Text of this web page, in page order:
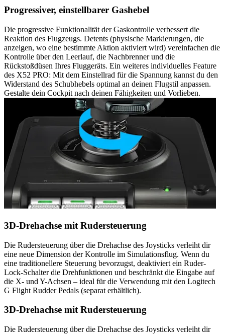
Progressiver, einstellbarer Gashebel
Die progressive Funktionalität der Gaskontrolle verbessert die
Reaktion des Flugzeugs. Detents (physische Markierungen, die
anzeigen, wo eine bestimmte Aktion aktiviert wird) vereinfachen die
Kontrolle über den Leerlauf, die Nachbrenner und die
Rückstoßdüsen Ihres Fluggeräts. Ein weiteres individuelles Feature
des X52 PRO: Mit dem Einstellrad für die Spannung kannst du den
Widerstand des Schubhebels optimal an deinen Flugstil anpassen.
Gestalte dein Cockpit nach deinen Fähigkeiten und Vorlieben.
3D-Drehachse mit Rudersteuerung
Die Rudersteuerung über die Drehachse des Joysticks verleiht dir
eine neue Dimension der Kontrolle im Simulationsflug. Wenn du
eine traditionellere Steuerung bevorzugst, deaktiviert ein Ruder-
Lock-Schalter die Drehfunktionen und beschränkt die Eingabe auf
die X- und Y-Achsen – ideal für die Verwendung mit den Logitech
G Flight Rudder Pedals (separat erhältlich).
3D-Drehachse mit Rudersteuerung
Die Rudersteuerung über die Drehachse des Joysticks verleiht dir